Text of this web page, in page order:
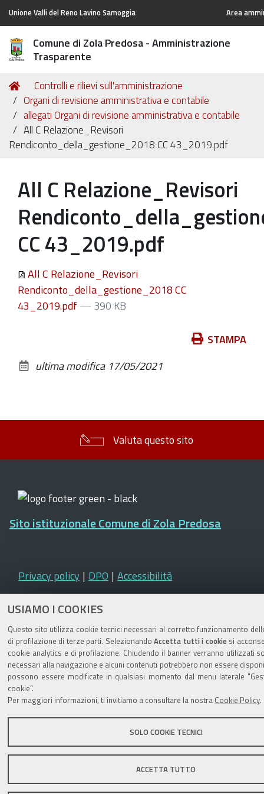
USIAMO I COOKIES
Questo sito utilizza cookie tecnici necessari al corretto funzionamento
di profilazione di terze parti. SelezionandoAccetta tutti i cookiesi
cookie analytics e di profilazione. Chiudendo il banner verranno utilizzati
necessari alla navigazione e alcuni contenuti potrebbero non essere
possono essere modificate in qualsiasi momento dal menu laterale
cookie".
Per maggiori informazioni, ti invitiamo a consultare la nostra Cookie Policy.
SOLO COOKIE TECNICI
ACCETTA TUTTO
Unione Valli del Reno Lavino Samoggia Area
Comune di Zola Predosa - Amministrazione
Trasparente
Tu
sei
qui:
Home
Controlli e rilievi sull'amministrazione
Organi di revisione amministrativa e contabile
allegati Organi di revisione amministrativa e contabile
All C Relazione_Revisori
Rendiconto_della_gestione_2018 CC 43_2019.pdf
All C Relazione_Revisori
CC 43_2019.pdf
All C Relazione_Revisori
Rendiconto_della_gestione_2018 CC
43_2019.pdf— 390 KB
documento
STAMPA
ultima modifica 17/05/2021
Valuta questo sito
Sito istituzionale Comune di Zola Predosa
Privacy policy | DPO | Accessibilità